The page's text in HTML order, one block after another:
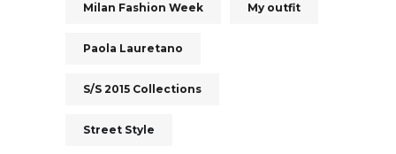
Milan Fashion Week My outfit
Paola Lauretano
S/S 2015 Collections
Street Style